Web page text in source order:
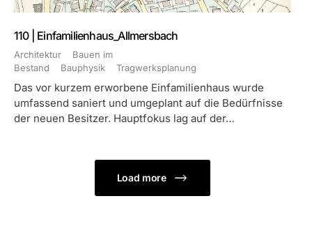
110 | Einfamilienhaus_Allmersbach
Architektur
Bauen im
Bestand
Bauphysik Tragwerksplanung
Das vor kurzem erworbene Einfamilienhaus wurde
umfassend saniert und umgeplant auf die Bedürfnisse
der neuen Besitzer. Hauptfokus lag auf der…
Load more